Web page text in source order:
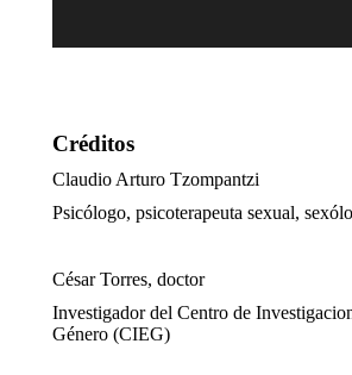
Créditos
Claudio Arturo Tzompantzi
Psicólogo, psicoterapeuta sexual,
César Torres, doctor
Investigador del Centro de
Género (CIEG)